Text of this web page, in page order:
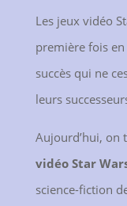
Les jeux vidéo
première fois
succès qui ne
leurs
Aujourd’hui, on
vidéo Star
science-fiction